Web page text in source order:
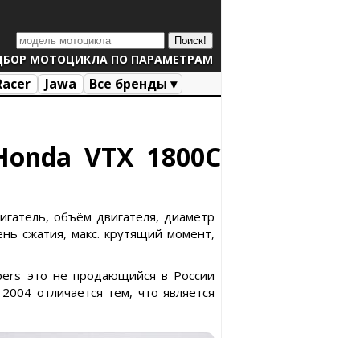
МОТОЦИКЛА ПО ПАРАМЕТРАМ
Jawa Все бренды ▾
VTX 1800C
объём двигателя, диаметр
сжатия, макс. крутящий момент,
это не продающийся в России
отличается тем, что является